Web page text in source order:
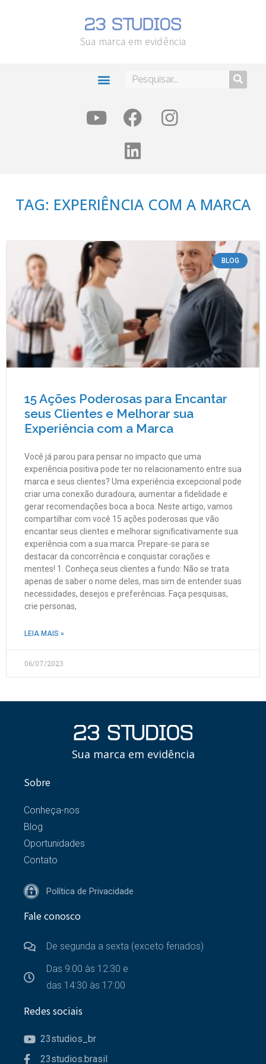
Sua marca em evidência
TAG: EXPERIÊNCIA COM A MARCA
BLOG
15 Ações Poderosas para Encantar
seus Clientes e Melhorar sua
Experiência com a Marca
Você já parou para pensar no impacto que uma
experiência positiva pode ter no relacionamento entre sua
marca e seus clientes? Uma experiência excepcional pode
criar uma conexão duradoura, aumentar a fidelidade e
gerar recomendações boca a boca. Neste artigo, vamos
compartilhar com você 15 ações poderosas que vão
encantar seus clientes e melhorar significativamente sua
experiência com a sua marca. Prepare-se para se
destacar da concorrência e conquistar corações e
mentes! 1. Conheça seus clientes a fundo: Não se trata
apenas de saber o nome deles, mas sim de entender suas
necessidades, desejos e preferências. Faça pesquisas,
crie personas,
LEIA MAIS »
06/07/2023
Sua marca em evidência
Sobre
Conheça-nos
Blog
Oportunidades
Contato
Política de Privacidade
Fale conosco
De segunda a sexta (exceto feriados)
Das 9:00 às 12:30 e
das 14:30 às 17:00
Redes sociais
23studios_br
23studios.brasil